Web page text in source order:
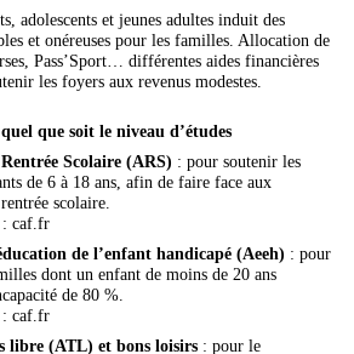
adolescents et jeunes adultes induit des
et onéreuses pour les familles. Allocation de
Pass’Sport… différentes aides financières
les foyers aux revenus modestes.
quel que soit le niveau d’études
Scolaire (ARS) : pour soutenir les
de 6 à 18 ans, afin de faire face aux
scolaire.
caf.fr
de l’enfant handicapé (Aeeh) : pour
dont un enfant de moins de 20 ans
de 80 %.
caf.fr
libre (ATL) et bons loisirs : pour le